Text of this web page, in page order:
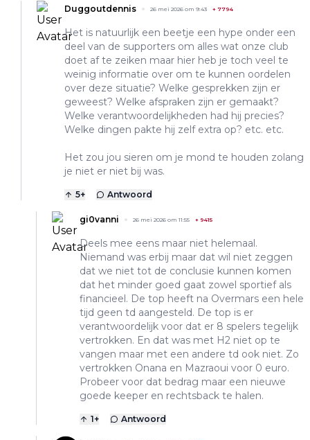
Duggoutdennis 26 mei 2026 om 9:43 + 7794
Het is natuurlijk een beetje een hype onder een
deel van de supporters om alles wat onze club
doet af te zeiken maar hier heb je toch veel te
weinig informatie over om te kunnen oordelen
over deze situatie? Welke gesprekken zijn er
geweest? Welke afspraken zijn er gemaakt?
Welke verantwoordelijkheden had hij precies?
Welke dingen pakte hij zelf extra op? etc. etc.
Het zou jou sieren om je mond te houden zolang
je niet er niet bij was.
5+ Antwoord
gi0vanni 26 mei 2026 om 11:55 + 9415
Deels mee eens maar niet helemaal.
Niemand was erbij maar dat wil niet zeggen
dat we niet tot de conclusie kunnen komen
dat het minder goed gaat zowel sportief als
financieel. De top heeft na Overmars een hele
tijd geen td aangesteld. De top is er
verantwoordelijk voor dat er 8 spelers tegelijk
vertrokken. En dat was met H2 niet op te
vangen maar met een andere td ook niet. Zo
vertrokken Onana en Mazraoui voor 0 euro.
Probeer voor dat bedrag maar een nieuwe
goede keeper en rechtsback te halen.
1+ Antwoord